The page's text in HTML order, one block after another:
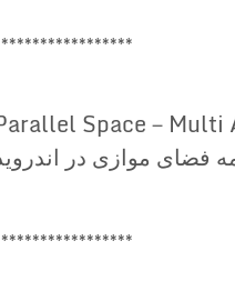
******************
Parallel Space－
فضای موازی در اندروید
******************